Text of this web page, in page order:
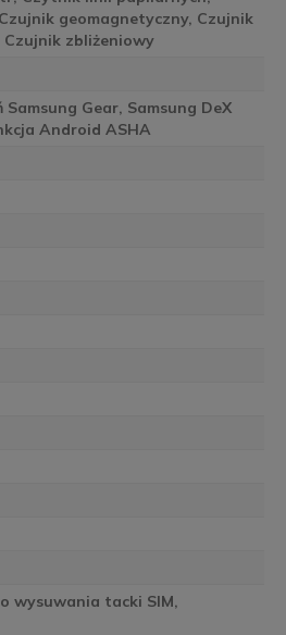
geomagnetyczny, Czujnik
zbliżeniowy
Gear, Samsung DeX
Android ASHA
wysuwania tacki SIM,